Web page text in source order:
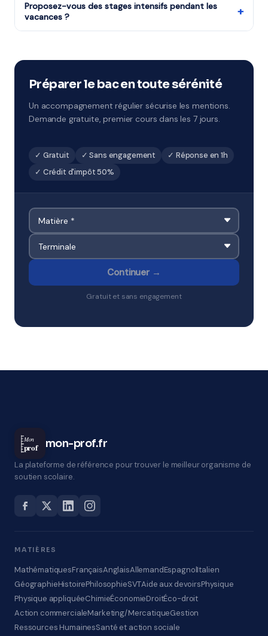
diplômés et expérimentés pour le programme de
Terminale, sélectionnés pour leur pédagogie et leur
maîtrise du programme de Lycée.
Proposez-vous des stages intensifs pendant les
vacances ?
+
examens à Arras.
Préparer le bac en toute sérénité
Un accompagnement régulier sécurise les mentions.
Demande gratuite, premier cours dans les 7 jours.
✓ Gratuit ✓ Sans engagement
✓ Réponse en 1h
✓ Crédit d'impôt 50%
Continuer →
Gratuit et sans engagement
Mon
prof mon-prof.fr
La plateforme de référence pour trouver le meilleur organisme de
soutien scolaire.
MATIÈRES
MathématiquesFrançaisAnglaisAllemandEspagnolItalien
GéographieHistoirePhilosophieSVTAide aux devoirsPhysique
Physique appliquéeChimieÉconomieDroitÉco-droit
Action commercialeMarketing/MercatiqueGestion
Ressources HumainesSanté et action sociale